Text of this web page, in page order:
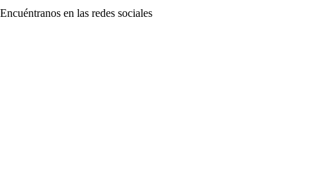
Encuéntranos en las redes sociales